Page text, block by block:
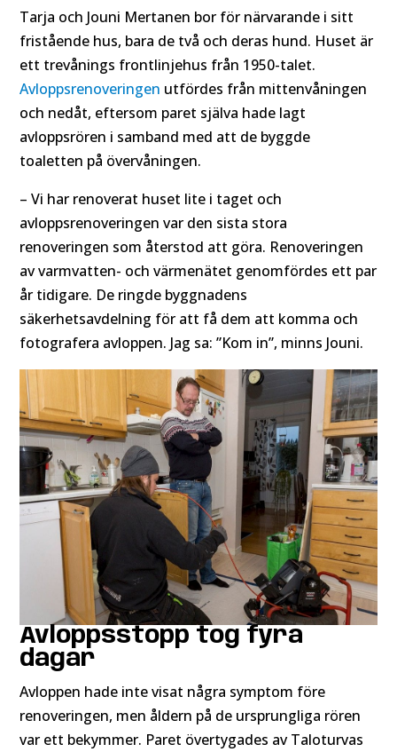
Tarja och Jouni Mertanen bor för närvarande i sitt
fristående hus, bara de två och deras hund. Huset är
ett trevånings frontlinjehus från 1950-talet.
Avloppsrenoveringen utfördes från mittenvåningen
och nedåt, eftersom paret själva hade lagt
avloppsrören i samband med att de byggde
toaletten på övervåningen.
– Vi har renoverat huset lite i taget och
avloppsrenoveringen var den sista stora
renoveringen som återstod att göra. Renoveringen
av varmvatten- och värmenätet genomfördes ett par
år tidigare. De ringde byggnadens
säkerhetsavdelning för att få dem att komma och
fotografera avloppen. Jag sa: ”Kom in”, minns Jouni.
Avloppsstopp tog fyra
dagar
Avloppen hade inte visat några symptom före
renoveringen, men åldern på de ursprungliga rören
var ett bekymmer. Paret övertygades av Taloturvas